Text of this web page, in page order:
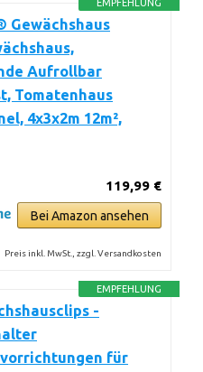
EMPFEHLUNG
Gewächshaus
Aufrollbar
Tomatenhaus
4x3x2m 12m²,
119,99 €
Bei Amazon ansehen
Preis inkl. MwSt., zzgl. Versandkosten
EMPFEHLUNG
-
für